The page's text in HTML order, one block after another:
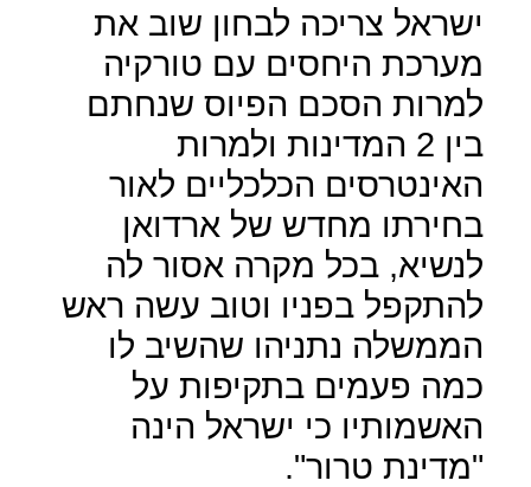
ישראל צריכה לבחון שוב את
מערכת היחסים עם טורקיה
למרות הסכם הפיוס שנחתם
בין 2 המדינות ולמרות
האינטרסים הכלכליים לאור
בחירתו מחדש של ארדואן
לנשיא, בכל מקרה אסור לה
להתקפל בפניו וטוב עשה ראש
הממשלה נתניהו שהשיב לו
כמה פעמים בתקיפות על
האשמותיו כי ישראל הינה
"מדינת טרור".